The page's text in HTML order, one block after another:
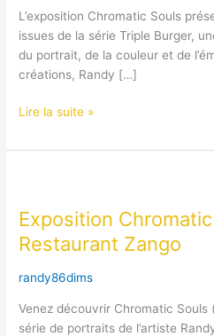
L’exposition Chromatic Souls
issues de la série Triple Burger,
du portrait, de la couleur et de
créations, Randy […]
Lire la suite »
Exposition
Restaurant Zango
randy86dims
Venez découvrir Chromatic
série de portraits de l’artiste
Souls
–
Restaurant
Zango